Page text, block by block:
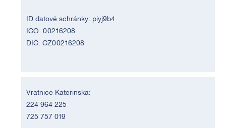
ID datové schránky: piyj9b4
IČO: 00216208
DIČ: CZ00216208
Vrátnice Kateřinská:
224 964 225
725 757 019